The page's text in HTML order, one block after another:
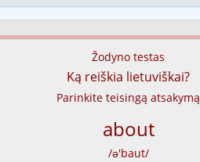
Žodyno testas
Ką reiškia lietuviškai?
Parinkite teisingą atsakymą
about
/ə'baut/